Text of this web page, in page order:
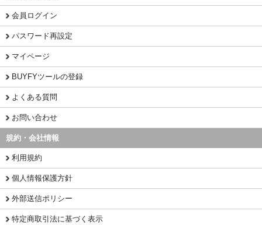
会員ログイン
パスワード再設定
マイページ
BUYFYツールの登録
よくある質問
お問い合わせ
規約・会社情報
利用規約
個人情報保護方針
外部送信ポリシー
特定商取引法に基づく表示